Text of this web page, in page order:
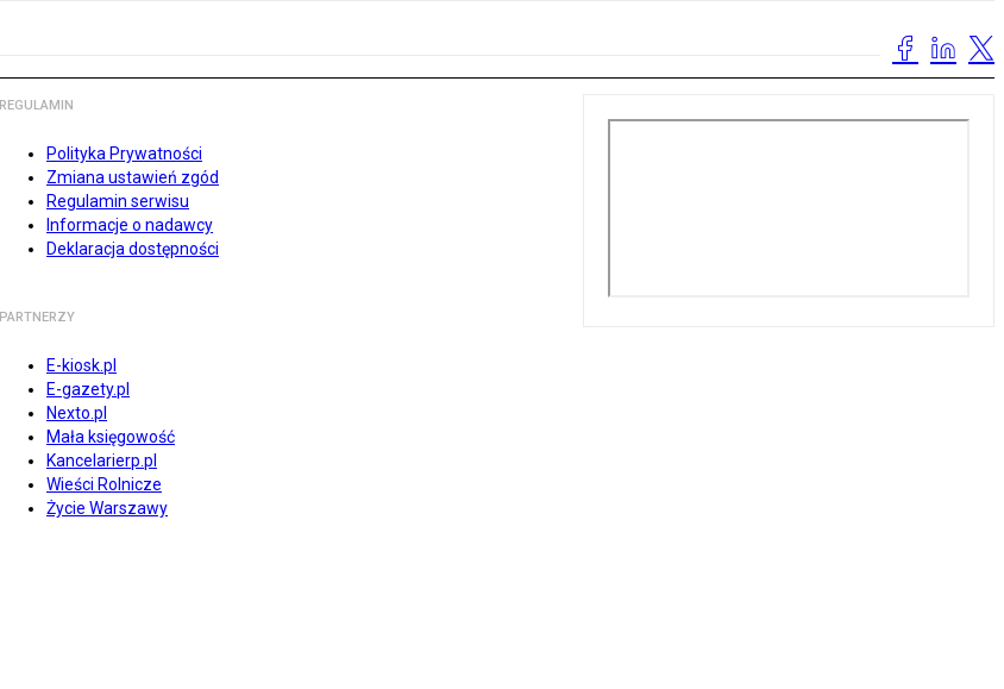
REGULAMIN
Polityka Prywatności
Zmiana ustawień zgód
Regulamin serwisu
Informacje o nadawcy
Deklaracja dostępności
PARTNERZY
E-kiosk.pl
E-gazety.pl
Nexto.pl
Mała księgowość
Kancelarierp.pl
Wieści Rolnicze
Życie Warszawy